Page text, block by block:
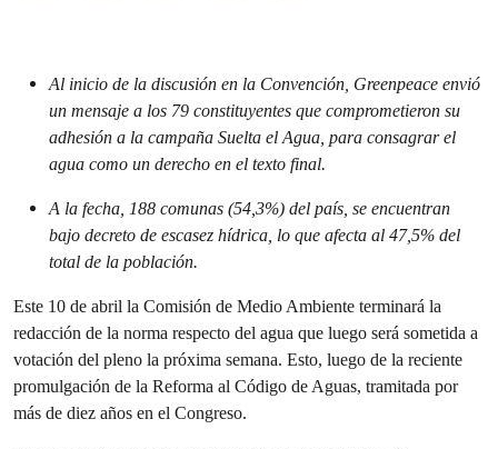
Al inicio de la discusión en la Convención, Greenpeace envió
un mensaje a los 79 constituyentes que comprometieron su
adhesión a la campaña Suelta el Agua, para consagrar el
agua como un derecho en el texto final.
A la fecha, 188 comunas (54,3%) del país, se encuentran
bajo decreto de escasez hídrica, lo que afecta al 47,5% del
total de la población.
Este 10 de abril la Comisión de Medio Ambiente terminará la
redacción de la norma respecto del agua que luego será sometida a
votación del pleno la próxima semana. Esto, luego de la reciente
promulgación de la Reforma al Código de Aguas, tramitada por
más de diez años en el Congreso.